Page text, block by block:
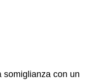
somiglianza con un